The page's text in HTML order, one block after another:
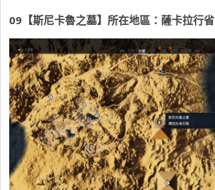
09 【斯尼卡魯之墓】所在地區：薩卡拉行省